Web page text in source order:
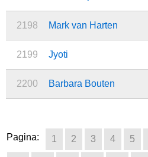
2198 Mark van Harten
2199 Jyoti
2200 Barbara Bouten
Pagina: 1 2 3 4 5